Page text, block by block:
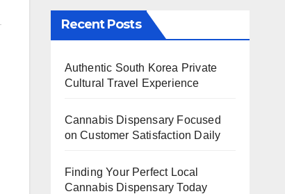
Recent Posts
Authentic South Korea Private
Cultural Travel Experience
Cannabis Dispensary Focused
on Customer Satisfaction Daily
Finding Your Perfect Local
Cannabis Dispensary Today